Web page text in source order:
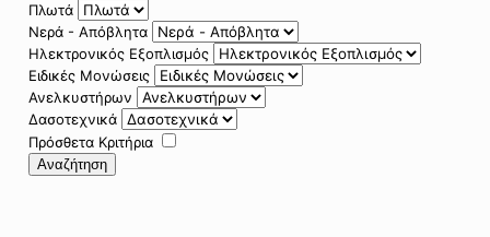
Πλωτά
Νερά - Απόβλητα
Ηλεκτρονικός Εξοπλισμός
Ειδικές Μονώσεις
Ανελκυστήρων
Δασοτεχνικά
Πρόσθετα Κριτήρια
Αναζήτηση